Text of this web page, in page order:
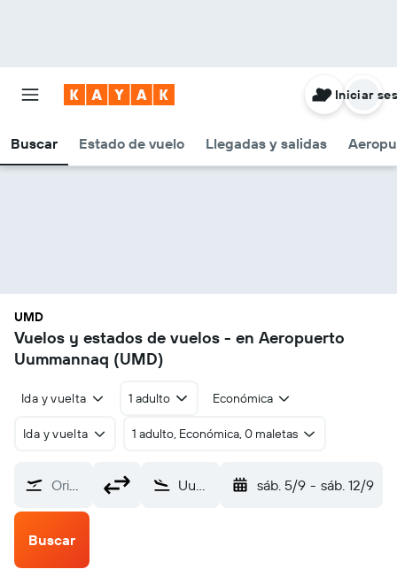
Buscar Estado de vuelo Llegadas y salidas
Iniciar
UMD
Vuelos y estados de vuelos - en Aeropuerto
Uummannaq (UMD)
Ida y vuelta 1 adulto Económica
Ida y vuelta 1 adulto, Económica, 0 maletas
Origen Uummannaq (UMD) sáb. 5/9 - sáb. 12/9
Buscar